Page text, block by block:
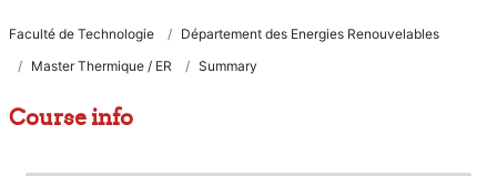
Faculté de Technologie
Département des Energies Renouvelables
Master Thermique / ER
Summary
Course info